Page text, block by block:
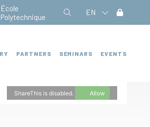
École
Polytechnique
EN
PARTNERS SEMINARS EVENTS
ShareThis is disabled. Allow